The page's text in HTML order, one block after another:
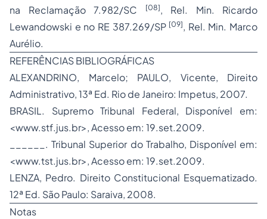
na Reclamação 7.982/SC [08], Rel. Min. Ricardo
Lewandowski e no RE 387.269/SP [09], Rel. Min. Marco
Aurélio.
REFERÊNCIAS BIBLIOGRÁFICAS
ALEXANDRINO, Marcelo; PAULO, Vicente, Direito
Administrativo,13ª Ed. Rio de Janeiro: Impetus, 2007.
BRASIL. Supremo Tribunal Federal, Disponível em:
<www.stf.jus.br>, Acesso em: 19.set.2009.
______. Tribunal Superior do Trabalho, Disponível em:
<www.tst.jus.br>, Acesso em: 19.set.2009.
LENZA, Pedro. Direito Constitucional Esquematizado.
12ª Ed. São Paulo: Saraiva, 2008.
Notas